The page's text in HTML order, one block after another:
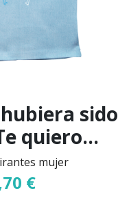
sido
quiero...
mujer
€